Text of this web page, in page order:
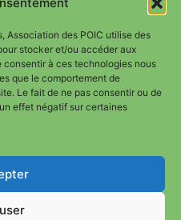
Association des POIC utilise des
stocker et/ou accéder aux
à ces technologies nous
que le comportement de
Le fait de ne pas consentir ou de
effet négatif sur certaines
Des POIC Copyright